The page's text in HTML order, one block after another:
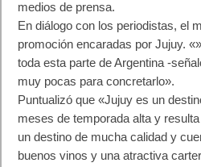
medios de prensa.
En diálogo con los periodistas, el
promoción encaradas por Jujuy.
toda esta parte de Argentina -
muy pocas para concretarlo».
Puntualizó que «Jujuy es un
meses de temporada alta y
un destino de mucha calidad y
buenos vinos y una atractiva